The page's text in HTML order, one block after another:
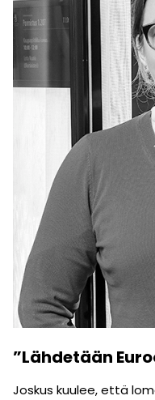
”Lähdetään
Joskus kuulee, että